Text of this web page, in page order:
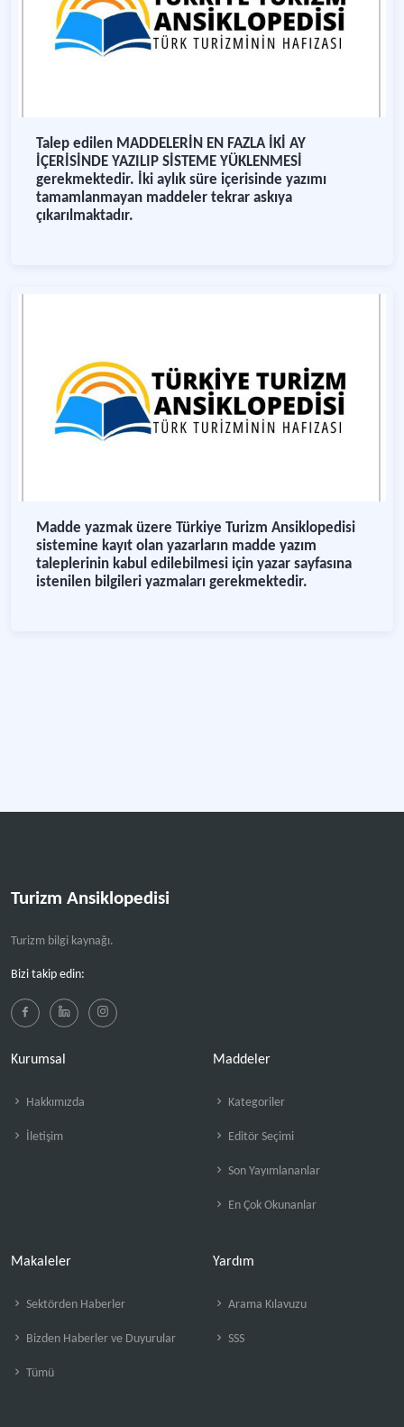
Talep edilen MADDELERİN EN FAZLA İKİ AY
İÇERİSİNDE YAZILIP SİSTEME YÜKLENMESİ
gerekmektedir. İki aylık süre içerisinde yazımı
tamamlanmayan maddeler tekrar askıya
çıkarılmaktadır.
Madde yazmak üzere Türkiye Turizm Ansiklopedisi
sistemine kayıt olan yazarların madde yazım
taleplerinin kabul edilebilmesi için yazar sayfasına
istenilen bilgileri yazmaları gerekmektedir.
Turizm Ansiklopedisi
Turizm bilgi kaynağı.
Bizi takip edin:
Kurumsal
Hakkımızda
İletişim
Maddeler
Kategoriler
Editör Seçimi
Son Yayımlananlar
En Çok Okunanlar
Makaleler
Sektörden Haberler
Bizden Haberler ve Duyurular
Tümü
Yardım
Arama Kılavuzu
SSS